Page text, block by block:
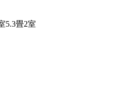
階洋室5.3畳2室